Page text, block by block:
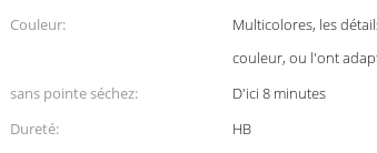
Couleur:
Multicolores, les
couleur, ou l'ont
sans pointe séchez:
D'ici 8 minutes
Dureté:
HB